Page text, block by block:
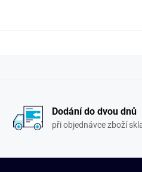
Dodání do dvou dnů
při objednávce zboží